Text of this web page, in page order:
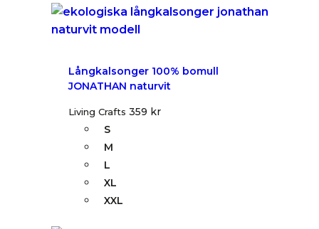
Långkalsonger 100% bomull
JONATHAN naturvit
Living Crafts 359 kr
S
M
L
XL
XXL